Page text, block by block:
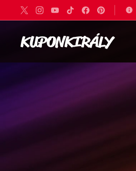
KUPONKIRÁLY